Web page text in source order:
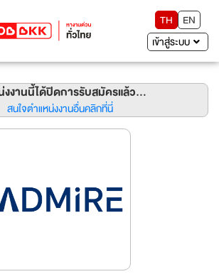
TH
EN
เข้าสู่ระบบ
งงานนี้ได้ปิดการรับสมัครแล้ว...
สนใจตำแหน่งงานอื่นคลิกที่นี่